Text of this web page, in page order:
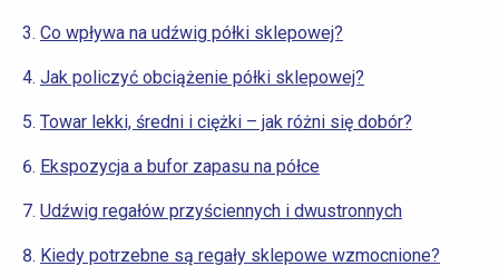
Co wpływa na udźwig półki sklepowej?
Jak policzyć obciążenie półki sklepowej?
Towar lekki, średni i ciężki – jak różni się dobór?
Ekspozycja a bufor zapasu na półce
Udźwig regałów przyściennych i dwustronnych
Kiedy potrzebne są regały sklepowe wzmocnione?